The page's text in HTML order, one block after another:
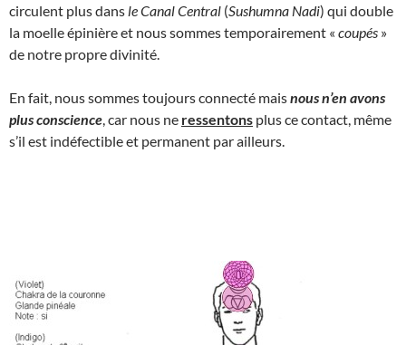
circulent plus dans le Canal Central (Sushumna Nadi) qui double
la moelle épinière et nous sommes temporairement « coupés »
de notre propre divinité.
En fait, nous sommes toujours connecté maisnous n’en avons
plus conscience , car nous ne ressentons plus ce contact, même
s’il est indéfectible et permanent par ailleurs.